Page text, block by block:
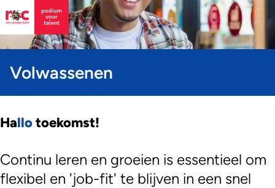
Volwassenen
Hallotoekomst!
Continu leren en groeien is essentieel om
flexibel en 'job-fit' te blijven in een snel